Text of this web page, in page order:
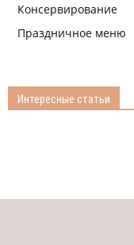
Консервирование
Праздничное меню
Интересные статьи